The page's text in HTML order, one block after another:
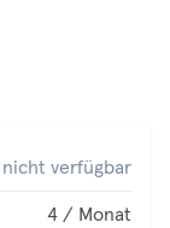
nicht verfügbar
4 / Monat